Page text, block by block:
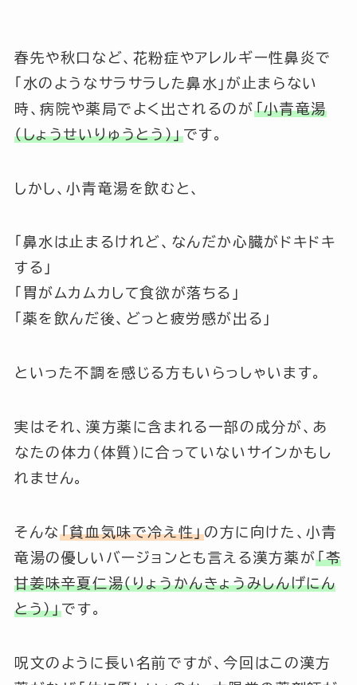
春先や秋口など、花粉症やアレルギー性鼻炎で
「水のようなサラサラした鼻水」が止まらない
時、病院や薬局でよく出されるのが 「小青竜湯
（しょうせいりゅうとう）」です。
しかし、小青竜湯を飲むと、
「鼻水は止まるけれど、なんだか心臓がドキドキ
する」
「胃がムカムカして食欲が落ちる」
「薬を飲んだ後、どっと疲労感が出る」
といった不調を感じる方もいらっしゃいます。
実はそれ、漢方薬に含まれる一部の成分が、あ
なたの体力（体質）に合っていないサインかもし
れません。
そんな 「貧血気味で冷え性」の方に向けた、小青
竜湯の優しいバージョンとも言える漢方薬が「苓
甘姜味辛夏仁湯（りょうかんきょうみしんげにん
とう）」です。
呪文のように長い名前ですが、今回はこの漢方